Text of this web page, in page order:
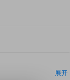
展开